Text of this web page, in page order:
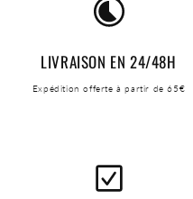
LIVRAISON EN 24/48H
Expédition offerte à partir de 65€